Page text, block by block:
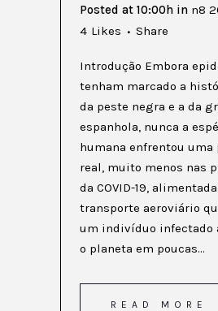
Posted at 10:00h in n8
4 Likes Share
Introdução Embora
tenham marcado a
da peste negra e a da
espanhola, nunca a
humana enfrentou uma
real, muito menos nas
da COVID-19,
transporte aeroviário
um indivíduo infectado
o planeta em poucas...
READ MORE